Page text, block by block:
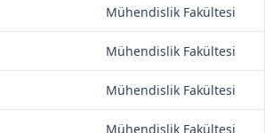
Mühendislik Fakültesi
Mühendislik Fakültesi
Mühendislik Fakültesi
Mühendislik Fakültesi